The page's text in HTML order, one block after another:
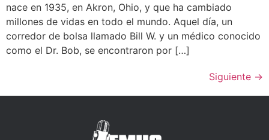
nace en 1935, en Akron, Ohio, y que ha cambiado
millones de vidas en todo el mundo. Aquel día, un
corredor de bolsa llamado Bill W. y un médico conocido
como el Dr. Bob, se encontraron por […]
Siguiente →